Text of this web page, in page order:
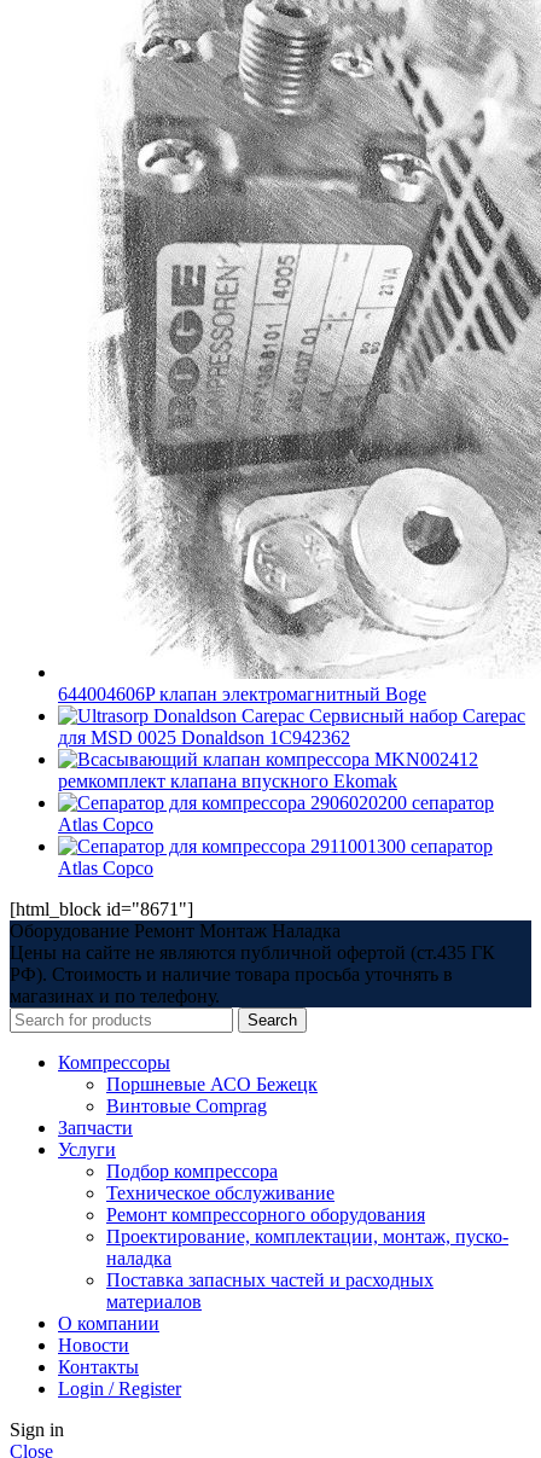
644004606P клапан электромагнитный Boge
Сервисный набор Carepac
для MSD 0025 Donaldson 1C942362
MKN002412
ремкомплект клапана впускного Ekomak
2906020200 сепаратор
Atlas Copco
2911001300 сепаратор
Atlas Copco
[html_block id="8671"]
Оборудование Ремонт Монтаж Наладка
Цены на сайте не являются публичной офертой (ст.435 ГК
РФ). Стоимость и наличие товара просьба уточнять в
магазинах и по телефону.
Search
Компрессоры
Поршневые АСО Бежецк
Винтовые Comprag
Запчасти
Услуги
Подбор компрессора
Техническое обслуживание
Ремонт компрессорного оборудования
Проектирование, комплектации, монтаж, пуско-
наладка
Поставка запасных частей и расходных
материалов
О компании
Новости
Контакты
Login / Register
Sign in
Close